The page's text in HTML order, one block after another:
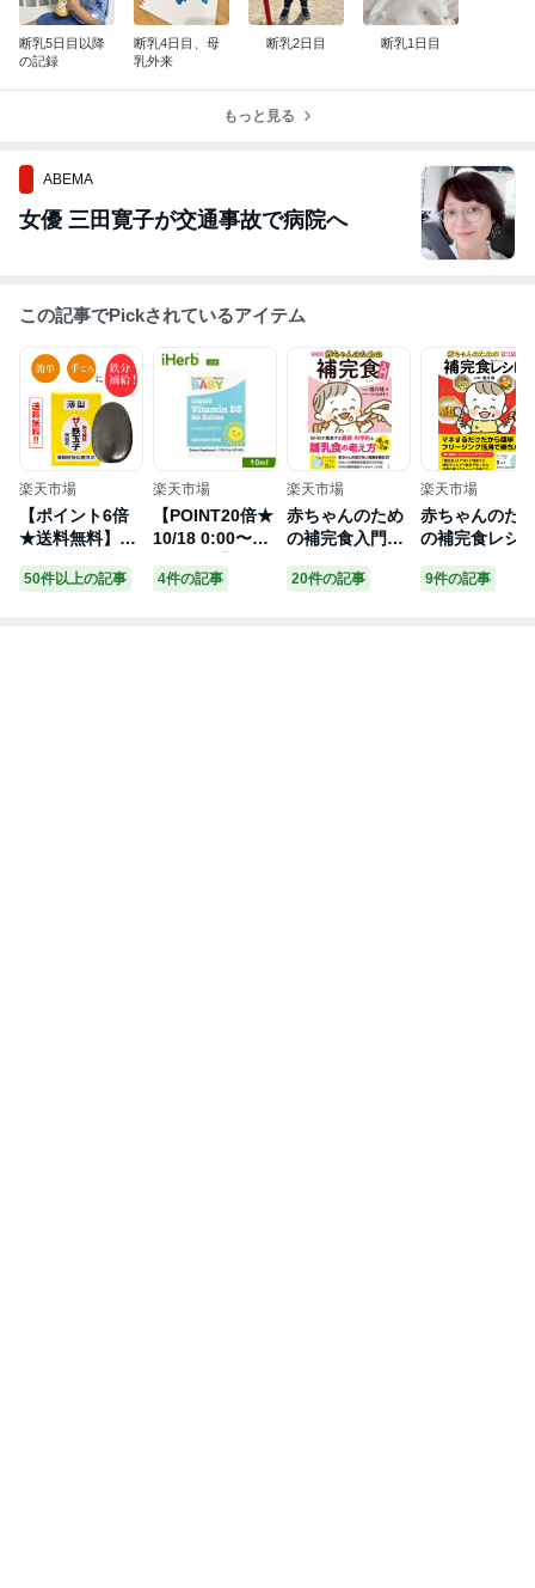
断乳5日目以降
の記録
断乳4日目、母
乳外来
断乳2日目 断乳1日目
もっと見る
ABEMA
女優 三田寛子が交通事故で病院へ
この記事でPickされているアイテム
楽天市場
【ポイント6倍
★送料無料】鉄
子 薄型 正規品
50件以上の記事
楽天市場
【POINT20倍★
10/18 0:00〜10/
ornia Gold Nut
4件の記事
楽天市場
赤ちゃんのため
の補完食入門
]20件の記事
楽天市場
赤ちゃんのた
の補完食レシ
養に着目した
9件の記事